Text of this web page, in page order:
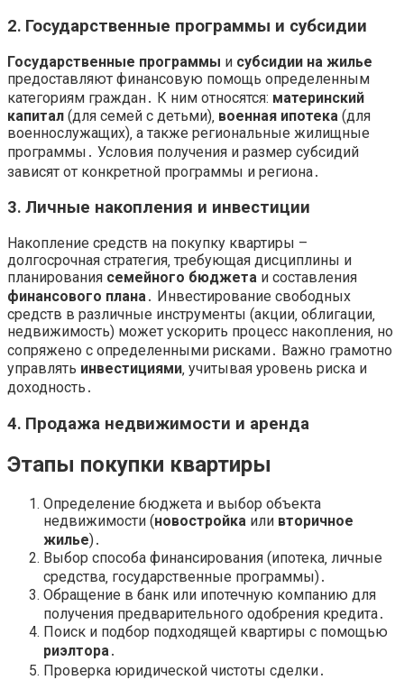
2․ Государственные программы и субсидии
Государственные программы и субсидии на жилье
предоставляют финансовую помощь определенным
категориям граждан․ К ним относятся: материнский
капитал (для семей с детьми)‚ военная ипотека (для
военнослужащих)‚ а также региональные жилищные
программы․ Условия получения и размер субсидий
зависят от конкретной программы и региона․
3․ Личные накопления и инвестиции
Накопление средств на покупку квартиры –
долгосрочная стратегия‚ требующая дисциплины и
планирования семейного бюджета и составления
финансового плана․ Инвестирование свободных
средств в различные инструменты (акции‚ облигации‚
недвижимость) может ускорить процесс накопления‚ но
сопряжено с определенными рисками․ Важно грамотно
управлять инвестициями‚ учитывая уровень риска и
доходность․
4․ Продажа недвижимости и аренда
Этапы покупки квартиры
Определение бюджета и выбор объекта
недвижимости (новостройка или вторичное
жилье)․
Выбор способа финансирования (ипотека‚ личные
средства‚ государственные программы)․
Обращение в банк или ипотечную компанию для
получения предварительного одобрения кредита․
Поиск и подбор подходящей квартиры с помощью
риэлтора ․
Проверка юридической чистоты сделки․